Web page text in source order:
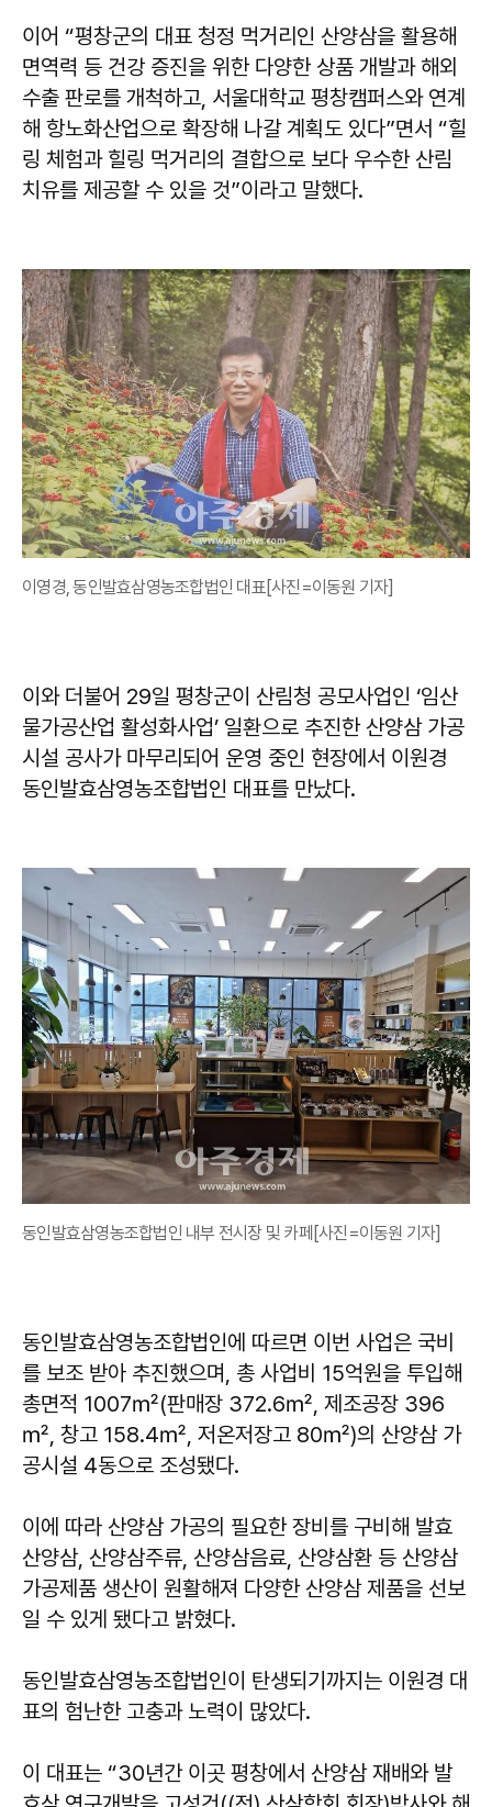
이어 “평창군의 대표 청정 먹거리인 산양삼을 활용해
면역력 등 건강 증진을 위한 다양한 상품 개발과 해외
수출 판로를 개척하고, 서울대학교 평창캠퍼스와 연계
해 항노화산업으로 확장해 나갈 계획도 있다”면서 “힐
링 체험과 힐링 먹거리의 결합으로 보다 우수한 산림
치유를 제공할 수 있을 것”이라고 말했다.
이영경, 동인발효삼영농조합법인 대표[사진=이동원 기자]
이와 더불어 29일 평창군이 산림청 공모사업인 ‘임산
물가공산업 활성화사업’ 일환으로 추진한 산양삼 가공
시설 공사가 마무리되어 운영 중인 현장에서 이원경
동인발효삼영농조합법인 대표를 만났다.
동인발효삼영농조합법인 내부 전시장 및 카페[사진=이동원 기자]
동인발효삼영농조합법인에 따르면 이번 사업은 국비
를 보조 받아 추진했으며, 총 사업비 15억원을 투입해
총면적 1007㎡(판매장 372.6㎡, 제조공장 396
㎡, 창고 158.4㎡, 저온저장고 80㎡)의 산양삼 가
공시설 4동으로 조성됐다.
이에 따라 산양삼 가공의 필요한 장비를 구비해 발효
산양삼, 산양삼주류, 산양삼음료, 산양삼환 등 산양삼
가공제품 생산이 원활해져 다양한 산양삼 제품을 선보
일 수 있게 됐다고 밝혔다.
동인발효삼영농조합법인이 탄생되기까지는 이원경 대
표의 험난한 고충과 노력이 많았다.
이 대표는 “30년간 이곳 평창에서 산양삼 재배와 발